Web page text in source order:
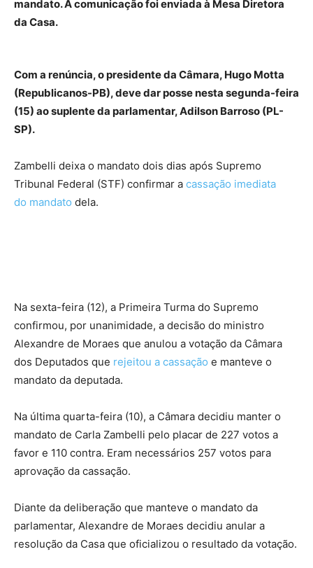
mandato. A comunicação foi enviada à Mesa Diretora
da Casa.
Com a renúncia, o presidente da Câmara, Hugo Motta
(Republicanos-PB), deve dar posse nesta segunda-feira
(15) ao suplente da parlamentar, Adilson Barroso (PL-
SP).
Zambelli deixa o mandato dois dias após Supremo
Tribunal Federal (STF) confirmar a cassação imediata
do mandato dela.
Na sexta-feira (12), a Primeira Turma do Supremo
confirmou, por unanimidade, a decisão do ministro
Alexandre de Moraes que anulou a votação da Câmara
dos Deputados que rejeitou a cassação e manteve o
mandato da deputada.
Na última quarta-feira (10), a Câmara decidiu manter o
mandato de Carla Zambelli pelo placar de 227 votos a
favor e 110 contra. Eram necessários 257 votos para
aprovação da cassação.
Diante da deliberação que manteve o mandato da
parlamentar, Alexandre de Moraes decidiu anular a
resolução da Casa que oficializou o resultado da votação.